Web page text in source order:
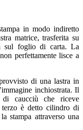
in modo indiretto
matrice, trasferita su
sul foglio di carta. La
perfettamente lisce a
di una lastra in
inchiostrata. Il
caucciù che riceve
è detto cilindro di
stampa attraverso una